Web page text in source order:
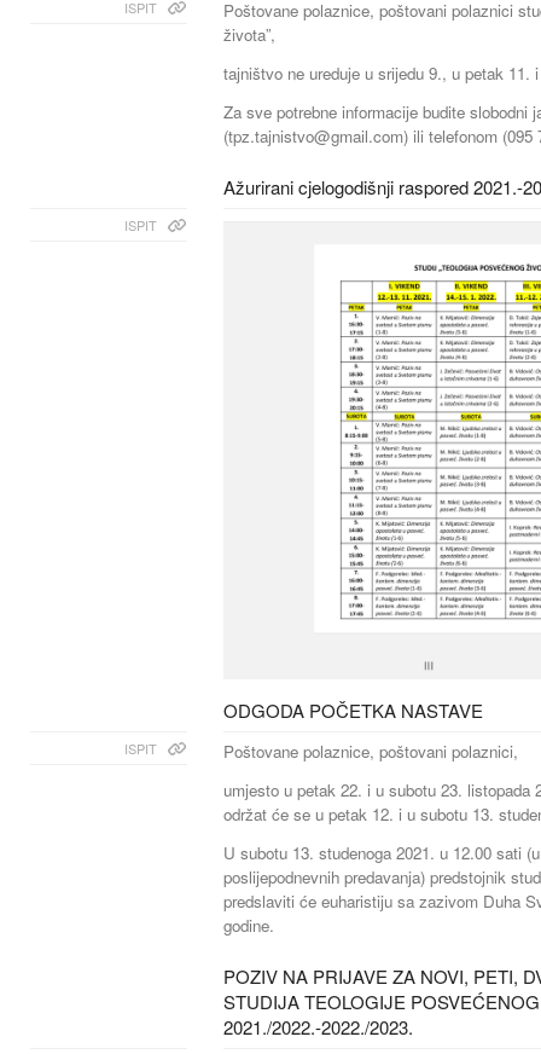
ISPIT
Poštovane polaznice, poštovani polaznici
života”,
tajništvo ne ureduje u srijedu 9., u petak 11.
Za sve potrebne informacije budite slobodni
(tpz.tajnistvo@gmail.com) ili telefonom (095
Ažurirani cjelogodišnji raspored 2021.-
ISPIT
ODGODA POČETKA NASTAVE
ISPIT
Poštovane polaznice, poštovani polaznici,
umjesto u petak 22. i u subotu 23. listopada
održat će se u petak 12. i u subotu 13.
U subotu 13. studenoga 2021. u 12.00 sati
poslijepodnevnih predavanja) predstojnik
predslaviti će euharistiju sa zazivom Duha
godine.
POZIV NA PRIJAVE ZA NOVI, PETI,
STUDIJA TEOLOGIJE
2021./2022.-2022./2023.